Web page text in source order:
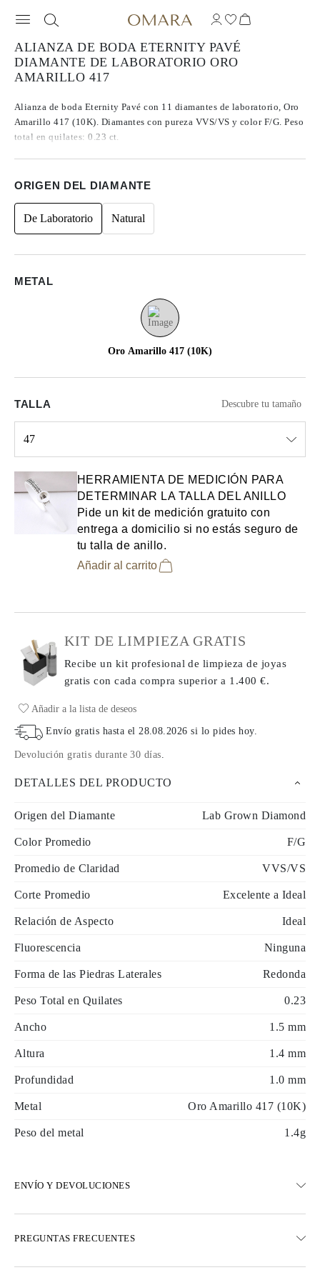
ALIANZA DE BODA ETERNITY PAVÉ
DIAMANTE DE LABORATORIO ORO
AMARILLO 417
Alianza de boda Eternity Pavé con 11 diamantes de laboratorio, Oro
Amarillo 417 (10K). Diamantes con pureza VVS/VS y color F/G. Peso
total en quilates: 0.23 ct.
ORIGEN DEL DIAMANTE
De Laboratorio Natural
METAL
Oro Amarillo 417 (10K)
TALLA Descubre tu tamaño
47
HERRAMIENTA DE MEDICIÓN PARA
DETERMINAR LA TALLA DEL ANILLO
Pide un kit de medición gratuito con
entrega a domicilio si no estás seguro de
tu talla de anillo.
Añadir al carrito
KIT DE LIMPIEZA GRATIS
Recibe un kit profesional de limpieza de joyas
gratis con cada comprasuperior a 1.400 €.
Añadir a la lista de deseos
Envío gratis hasta el28.08.2026 si lo pides hoy.
Devolución gratis durante 30 días.
DETALLES DEL PRODUCTO
Origen del Diamante Lab Grown Diamond
Color Promedio F/G
Promedio de Claridad VVS/VS
Corte Promedio Excelente a Ideal
Relación de Aspecto Ideal
Fluorescencia Ninguna
Forma de las Piedras Laterales Redonda
Peso Total en Quilates 0.23
Ancho 1.5 mm
Altura 1.4 mm
Profundidad 1.0 mm
Metal Oro Amarillo 417 (10K)
Peso del metal 1.4g
ENVÍO Y DEVOLUCIONES
Opciones de entrega exprés también están disponibles
PREGUNTAS FRECUENTES